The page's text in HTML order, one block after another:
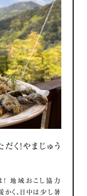
く！やまじゅう
地域おこし協力
く、日中は少し暑